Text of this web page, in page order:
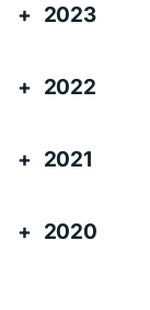
2023
2022
2021
2020